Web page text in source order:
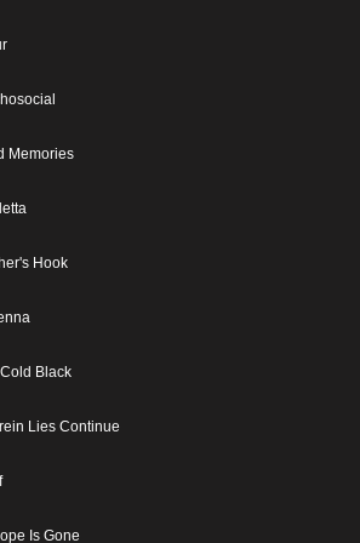
Memories
Hook
Black
Lies Continue
Is Gone